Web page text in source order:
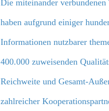
Die miteinander
haben aufgrund einiger
Informationen nutzbarer
400.000 zuweisenden
Reichweite und Gesamt-
zahlreicher